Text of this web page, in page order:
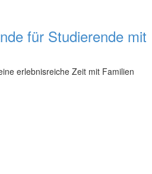
für Studierende mit
erlebnisreiche Zeit mit Familien